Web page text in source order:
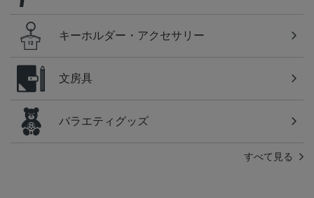
キーホルダー・アクセサリー
文房具
バラエティグッズ
すべて見る